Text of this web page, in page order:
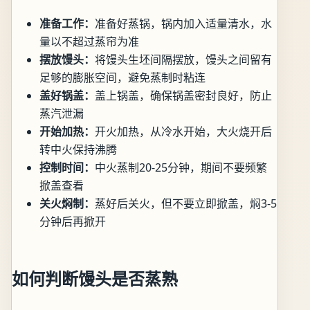
准备工作： 准备好蒸锅，锅内加入适量清水，水
量以不超过蒸帘为准
摆放馒头： 将馒头生坯间隔摆放，馒头之间留有
足够的膨胀空间，避免蒸制时粘连
盖好锅盖： 盖上锅盖，确保锅盖密封良好，防止
蒸汽泄漏
开始加热： 开火加热，从冷水开始，大火烧开后
转中火保持沸腾
控制时间： 中火蒸制20-25分钟，期间不要频繁
掀盖查看
关火焖制： 蒸好后关火，但不要立即掀盖，焖3-5
分钟后再掀开
如何判断馒头是否蒸熟